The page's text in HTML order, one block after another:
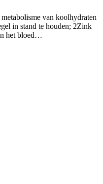
van koolhydraten
in stand te houden; 2Zink
het bloed…